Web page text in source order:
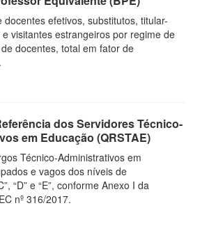
docentes efetivos, substitutos, titular-
visitantes estrangeiros por regime de
docentes, total em fator de
dos Servidores Técnico-
em Educação (QRSTAE)
Técnico-Administrativos em
e vagos dos níveis de
“D” e “E”, conforme Anexo I da
nº 316/2017.